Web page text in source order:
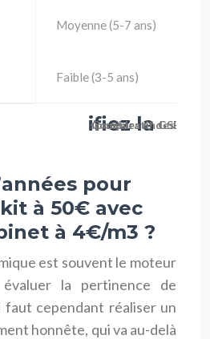
Comparatif des
Moyenne (5-7 ans)
Faible (3-5 ans)
pour
à 50€ avec
à 4€/m3 ?
est souvent le moteur
la pertinence de
faut cependant réaliser un
honnête, qui va au-delà